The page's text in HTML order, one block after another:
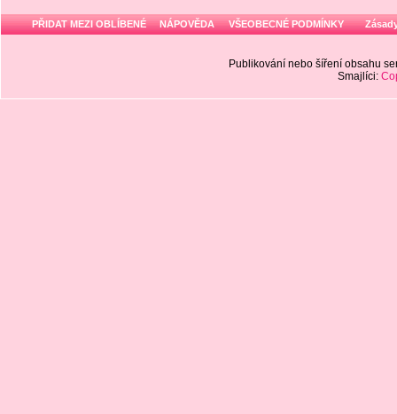
PŘIDAT MEZI OBLÍBENÉ NÁPOVĚDA VŠEOBECNÉ PODMÍNKY
Publikování nebo šíření obsahu
Smajlíci: